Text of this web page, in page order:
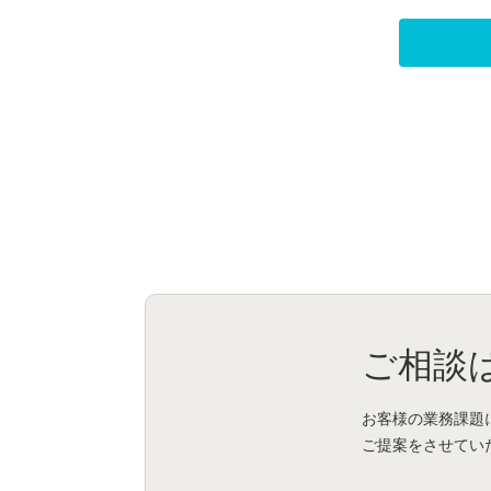
ご相談
お客様の業務課題
ご提案をさせてい